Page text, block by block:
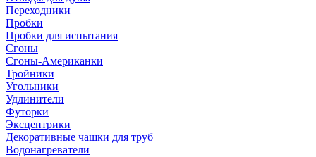
Переходники
Пробки
Пробки для испытания
Сгоны
Сгоны-Американки
Тройники
Угольники
Удлинители
Футорки
Эксцентрики
Декоративные чашки для труб
Водонагреватели